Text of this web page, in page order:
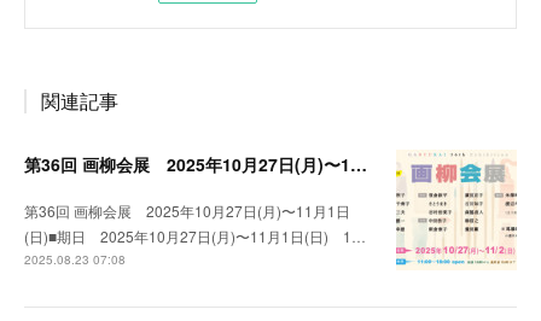
関連記事
第36回 画柳会展 2025年10月27日(月)〜11月1日(日)
第36回 画柳会展 2025年10月27日(月)〜11月1日
(日)■期日 2025年10月27日(月)〜11月1日(日) 1…
2025.08.23 07:08